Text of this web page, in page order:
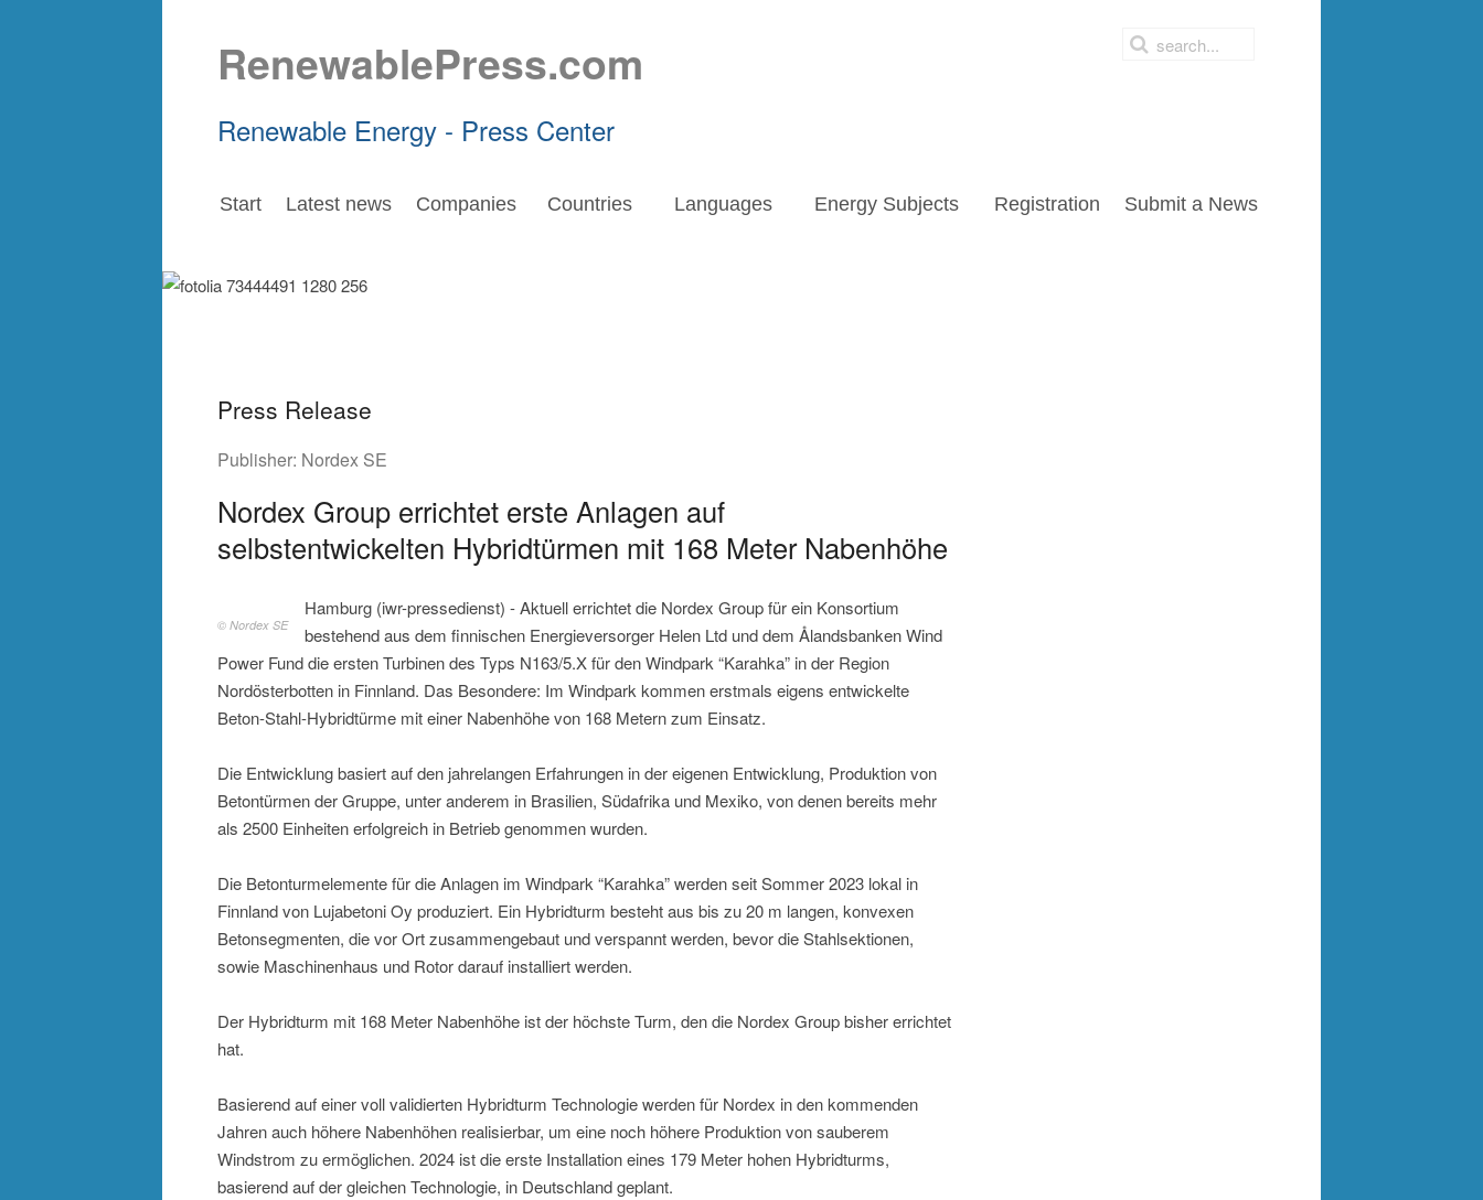
RenewablePress.com
Renewable Energy - Press Center
Start Latest news Companies Countries Languages Energy Subjects Registration Submit a News
Press Release
Publisher: Nordex SE
Nordex Group errichtet erste Anlagen auf
selbstentwickelten Hybridtürmen mit 168 Meter Nabenhöhe
© Nordex SE
Hamburg (iwr-pressedienst) - Aktuell errichtet die Nordex Group für ein Konsortium
bestehend aus dem finnischen Energieversorger Helen Ltd und dem Ålandsbanken Wind
Power Fund die ersten Turbinen des Typs N163/5.X für den Windpark “Karahka” in der Region
Nordösterbotten in Finnland. Das Besondere: Im Windpark kommen erstmals eigens entwickelte
Beton-Stahl-Hybridtürme mit einer Nabenhöhe von 168 Metern zum Einsatz.
Die Entwicklung basiert auf den jahrelangen Erfahrungen in der eigenen Entwicklung, Produktion von
Betontürmen der Gruppe, unter anderem in Brasilien, Südafrika und Mexiko, von denen bereits mehr
als 2500 Einheiten erfolgreich in Betrieb genommen wurden.
Die Betonturmelemente für die Anlagen im Windpark “Karahka” werden seit Sommer 2023 lokal in
Finnland von Lujabetoni Oy produziert. Ein Hybridturm besteht aus bis zu 20 m langen, konvexen
Betonsegmenten, die vor Ort zusammengebaut und verspannt werden, bevor die Stahlsektionen,
sowie Maschinenhaus und Rotor darauf installiert werden.
Der Hybridturm mit 168 Meter Nabenhöhe ist der höchste Turm, den die Nordex Group bisher errichtet
hat.
Basierend auf einer voll validierten Hybridturm Technologie werden für Nordex in den kommenden
Jahren auch höhere Nabenhöhen realisierbar, um eine noch höhere Produktion von sauberem
Windstrom zu ermöglichen. 2024 ist die erste Installation eines 179 Meter hohen Hybridturms,
basierend auf der gleichen Technologie, in Deutschland geplant.